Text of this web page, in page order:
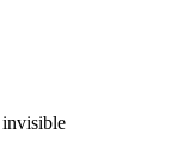
invisible